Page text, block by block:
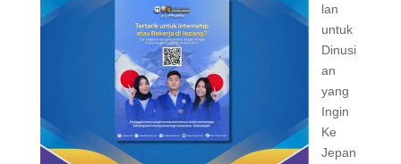
lan
untuk
Dinusi
an
yang
Ingin
Ke
Jepan